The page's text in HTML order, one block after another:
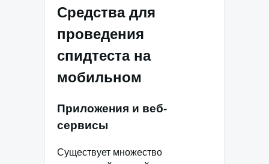
Средства для
проведения
спидтеста на
мобильном
Приложения и веб-
сервисы
Существует множество